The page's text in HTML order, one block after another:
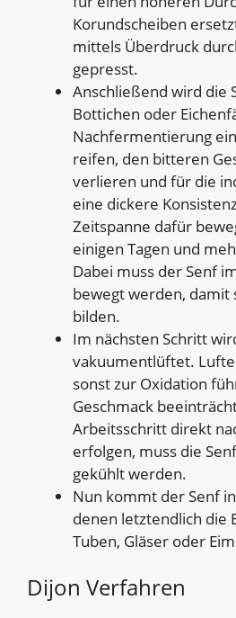
Korundscheiben
mittels Überdruck
gepresst.
Anschließend wird die
Bottichen oder
Nachfermentierung
reifen, den bitteren
verlieren und für die
eine dickere
Zeitspanne dafür
einigen Tagen und
Dabei muss der Senf
bewegt werden, damit
bilden.
Im nächsten Schritt
vakuumentlüftet.
sonst zur Oxidation
Geschmack
Arbeitsschritt direkt
erfolgen, muss die
gekühlt werden.
Nun kommt der Senf
denen letztendlich die
Tuben, Gläser oder
Dijon Verfahren